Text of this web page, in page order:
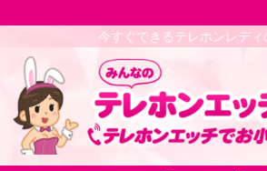
今すぐできるテレホンレディのお仕